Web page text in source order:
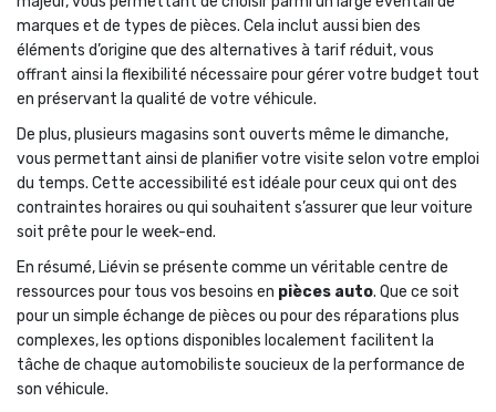
marques et de types de pièces. Cela inclut aussi bien des
éléments d’origine que des alternatives à tarif réduit, vous
offrant ainsi la flexibilité nécessaire pour gérer votre budget tout
en préservant la qualité de votre véhicule.
De plus, plusieurs magasins sont ouverts même le dimanche,
vous permettant ainsi de planifier votre visite selon votre emploi
du temps. Cette accessibilité est idéale pour ceux qui ont des
contraintes horaires ou qui souhaitent s’assurer que leur voiture
soit prête pour le week-end.
En résumé, Liévin se présente comme un véritable centre de
ressources pour tous vos besoins en pièces auto. Que ce soit
pour un simple échange de pièces ou pour des réparations plus
complexes, les options disponibles localement facilitent la
tâche de chaque automobiliste soucieux de la performance de
son véhicule.